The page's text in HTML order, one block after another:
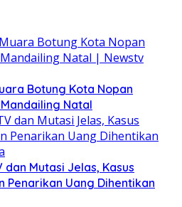
Botung Kota Nopan
Natal
dan Mutasi Jelas, Kasus
Penarikan Uang Dihentikan